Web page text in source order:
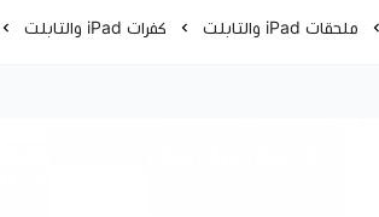
ملحقات iPad والتابلت كفرات iPad والتابلت